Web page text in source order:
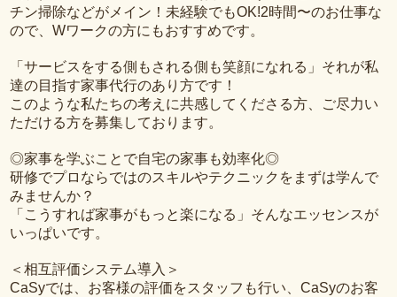
チン掃除などがメイン！未経験でもOK!2時間〜のお仕事な
ので、Wワークの方にもおすすめです。
「サービスをする側もされる側も笑顔になれる」それが私
達の目指す家事代行のあり方です！
このような私たちの考えに共感してくださる方、ご尽力い
ただける方を募集しております。
◎家事を学ぶことで自宅の家事も効率化◎
研修でプロならではのスキルやテクニックをまずは学んで
みませんか？
「こうすれば家事がもっと楽になる」そんなエッセンスが
いっぱいです。
＜相互評価システム導入＞
CaSyでは、お客様の評価をスタッフも行い、CaSyのお客